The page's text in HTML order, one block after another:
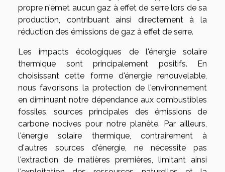
propre n'émet aucun gaz à effet de serre lors de sa
production, contribuant ainsi directement à la
réduction des émissions de gaz à effet de serre.
Les impacts écologiques de l'énergie solaire
thermique sont principalement positifs. En
choisissant cette forme d'énergie renouvelable,
nous favorisons la protection de l'environnement
en diminuant notre dépendance aux combustibles
fossiles, sources principales des émissions de
carbone nocives pour notre planète. Par ailleurs,
l'énergie solaire thermique, contrairement à
d'autres sources d'énergie, ne nécessite pas
l'extraction de matières premières, limitant ainsi